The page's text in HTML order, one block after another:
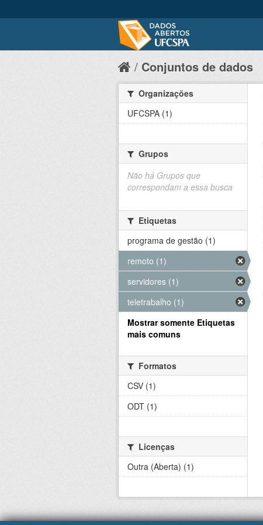
Conjuntos de dados
Organizações
UFCSPA (1)
Grupos
Não há Grupos que
correspondam a essa busca
Etiquetas
programa de gestão (1)
remoto (1)
servidores (1)
teletrabalho (1)
Mostrar somente Etiquetas
mais comuns
Formatos
CSV (1)
ODT (1)
Licenças
Outra (Aberta) (1)